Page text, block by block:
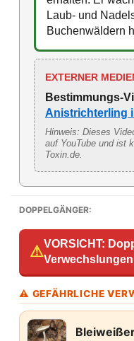
Laub- und
Buchenwäldern
EXTERNER
Bestimmungs-
Anistrichterling
Hinweis: Dieses
auf YouTube und ist
Toxin.de.
DOPPELGÄNGER:
⚠VORSICHT:
Verwechslungen
⚠ GEFÄHRLICHE